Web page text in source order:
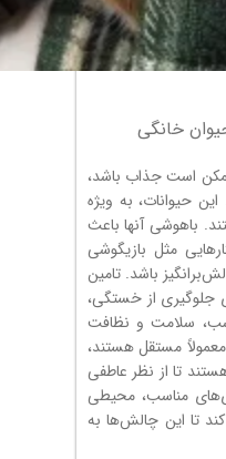
خانگی
است جذاب باشد،
حیوانات، به ویژه
باهوشی آنها باعث
مثل بازیگوشی
باشد. تامین
جلوگیری از خستگی،
سلامت و نظافت
مستقل هستند،
تا از نظر عاطفی
مناسب، محیطی
تا این چالش‌ها به